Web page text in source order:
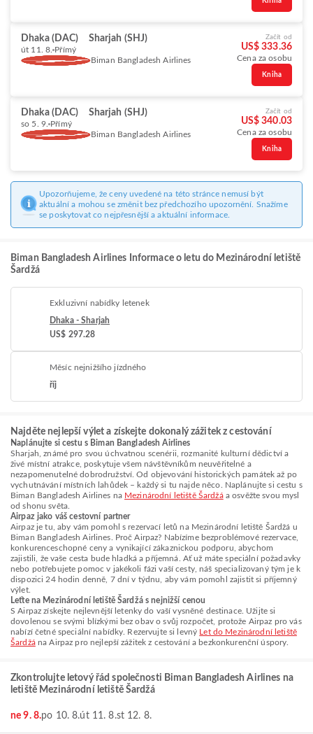
Dhaka (DAC) Sharjah (SHJ)
út 11. 8. Přímý
Biman Bangladesh Airlines
Začít od
US$ 333.36
Cena za osobu
Kniha
Dhaka (DAC) Sharjah (SHJ)
so 5. 9. Přímý
Biman Bangladesh Airlines
Začít od
US$ 340.03
Cena za osobu
Kniha
Upozorňujeme, že ceny uvedené na této stránce nemusí být
aktuální a mohou se změnit bez předchozího upozornění. Snažíme
se poskytovat co nejpřesnější a aktuální informace.
Biman Bangladesh Airlines Informace o letu do Mezinárodní letiště
Šardžá
Exkluzivní nabídky letenek
Dhaka - Sharjah
US$ 297.28
Měsíc nejnižšího jízdného
říj
Najděte nejlepší výlet a získejte dokonalý zážitek z cestování
Naplánujte si cestu s Biman Bangladesh Airlines
Sharjah, známé pro svou úchvatnou scenérii, rozmanité kulturní dědictví a
živé místní atrakce, poskytuje všem návštěvníkům neuvěřitelné a
nezapomenutelné dobrodružství. Od objevování historických památek až po
vychutnávání místních lahůdek – každý si tu najde něco. Naplánujte si cestu s
Biman Bangladesh Airlines na Mezinárodní letiště Šardžáa osvěžte svou mysl
od shonu světa.
Airpaz jako váš cestovní partner
Airpaz je tu, aby vám pomohl s rezervací letů na Mezinárodní letiště Šardžá u
Biman Bangladesh Airlines. Proč Airpaz? Nabízíme bezproblémové rezervace,
konkurenceschopné ceny a vynikající zákaznickou podporu, abychom
zajistili, že vaše cesta bude hladká a příjemná. Ať už máte speciální požadavky
nebo potřebujete pomoc v jakékoli fázi vaší cesty, náš specializovaný tým je k
dispozici 24 hodin denně, 7 dní v týdnu, aby vám pomohl zajistit si příjemný
výlet.
Leťte na Mezinárodní letiště Šardžá s nejnižší cenou
S Airpaz získejte nejlevnější letenky do vaší vysněné destinace. Užijte si
dovolenou se svými blízkými bez obav o svůj rozpočet, protože Airpaz pro vás
nabízí četné speciální nabídky. Rezervujte si levný Let do Mezinárodní letiště
Šardžána Airpaz pro nejlepší zážitek z cestování a bezkonkurenční úspory.
Zkontrolujte letový řád společnosti Biman Bangladesh Airlines na
letiště Mezinárodní letiště Šardžá
ne 9. 8.po 10. 8.út 11. 8.st 12. 8.